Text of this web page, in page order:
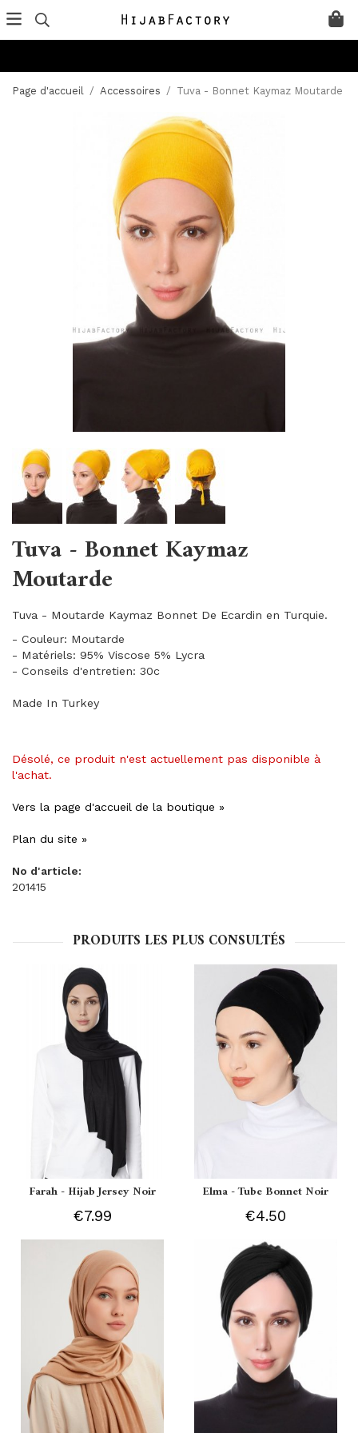
Page d'accueil / Accessoires / Tuva - Bonnet Kaymaz Moutarde
Tuva - Bonnet Kaymaz
Moutarde
Tuva - Moutarde Kaymaz Bonnet De Ecardin en Turquie.
- Couleur: Moutarde
- Matériels: 95% Viscose 5% Lycra
- Conseils d'entretien: 30c
Made In Turkey
Désolé, ce produit n'est actuellement pas disponible à
l'achat.
Vers la page d'accueil de la boutique »
Plan du site »
No d'article:
201415
PRODUITS LES PLUS CONSULTÉS
Farah - Hijab Jersey Noir
€7.99
Elma - Tube Bonnet Noir
€4.50